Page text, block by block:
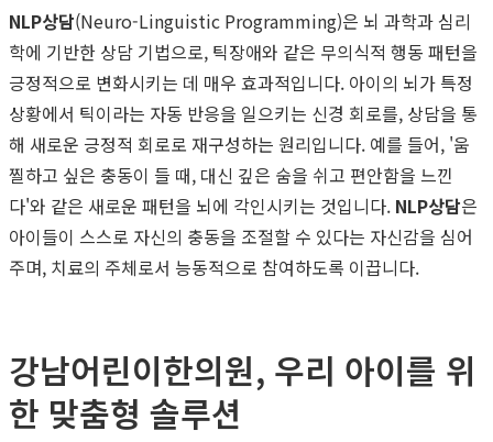
NLP상담(Neuro-Linguistic Programming)은 뇌 과학과 심리
학에 기반한 상담 기법으로, 틱장애와 같은 무의식적 행동 패턴을
긍정적으로 변화시키는 데 매우 효과적입니다. 아이의 뇌가 특정
상황에서 틱이라는 자동 반응을 일으키는 신경 회로를, 상담을 통
해 새로운 긍정적 회로로 재구성하는 원리입니다. 예를 들어, '움
찔하고 싶은 충동이 들 때, 대신 깊은 숨을 쉬고 편안함을 느낀
다'와 같은 새로운 패턴을 뇌에 각인시키는 것입니다. NLP상담은
아이들이 스스로 자신의 충동을 조절할 수 있다는 자신감을 심어
주며, 치료의 주체로서 능동적으로 참여하도록 이끕니다.
강남어린이한의원, 우리 아이를 위
한 맞춤형 솔루션